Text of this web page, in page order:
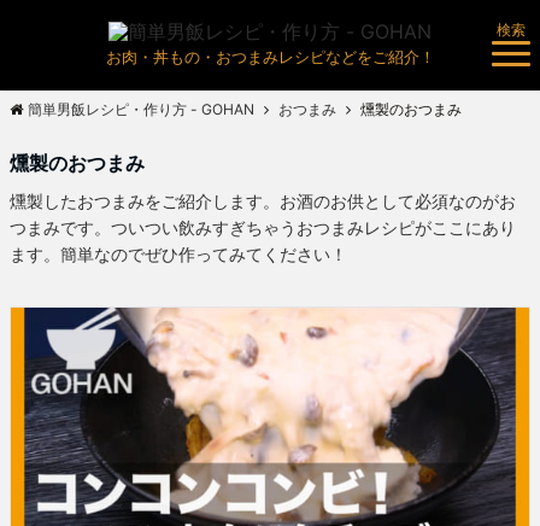
お肉・丼もの・おつまみレシピなどをご紹介！
検索
簡単男飯レシピ・作り方 - GOHAN おつまみ 燻製のおつまみ
燻製のおつまみ
燻製したおつまみをご紹介します。お酒のお供として必須なのがお
つまみです。ついつい飲みすぎちゃうおつまみレシピがここにあり
ます。簡単なのでぜひ作ってみてください！